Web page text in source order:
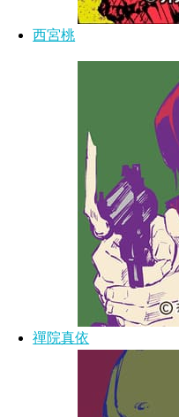
西宮桃
禪院真依